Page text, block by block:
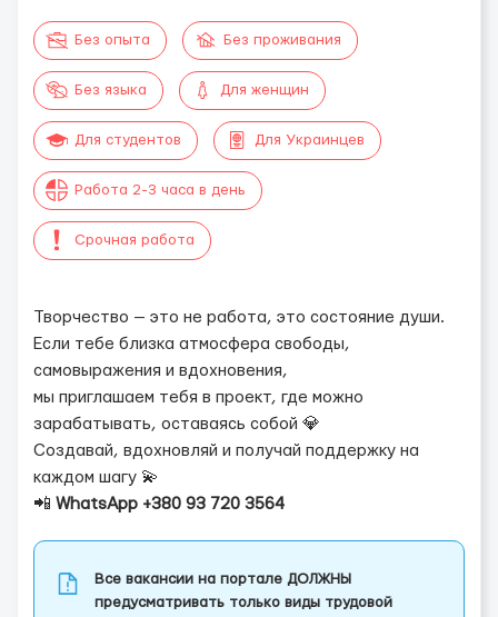
Без опыта Без проживания
Без языка Для женщин
Для студентов Для Украинцев
Работа 2-3 часа в день
Срочная работа
Творчество — это не работа, это состояние души.
Если тебе близка атмосфера свободы,
самовыражения и вдохновения,
мы приглашаем тебя в проект, где можно
зарабатывать, оставаясь собой 💎
Создавай, вдохновляй и получай поддержку на
каждом шагу 💫
📲 WhatsApp +380 93 720 3564
Все вакансии на портале ДОЛЖНЫ
предусматривать только виды трудовой